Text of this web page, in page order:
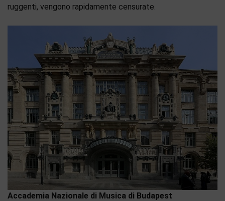
ruggenti, vengono rapidamente censurate.
Accademia Nazionale di Musica di Budapest